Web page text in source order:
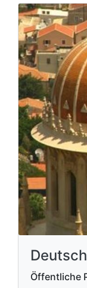
Öffentliche